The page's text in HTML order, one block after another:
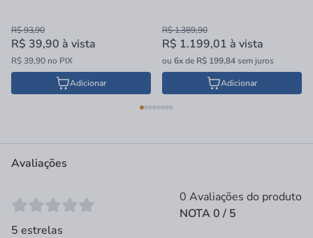
R$ 93,90
R$ 39,90 à vista
R$ 39,90 no PIX
Adicionar
R$ 1.389,90
R$ 1.199,01 à vista
ou 6xde R$ 199,84sem juros
Adicionar
Avaliações
0 Avaliações do produto
NOTA 0 / 5
5 estrelas